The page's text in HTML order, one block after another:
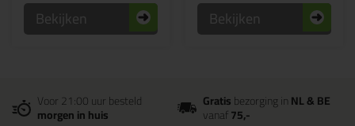
Bekijken Bekijken
Voor 21:00 uur besteld
morgen in huis
Gratisbezorging inNL & BE
vanaf75,-